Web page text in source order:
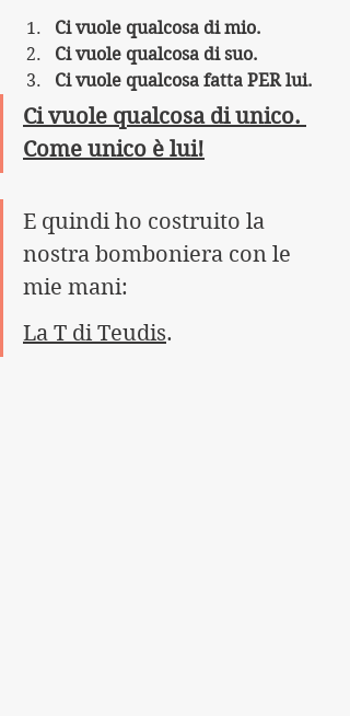
Ci vuole qualcosa di mio.
Ci vuole qualcosa di suo.
Ci vuole qualcosa fatta PER lui.
Ci vuole qualcosa di unico.
Come unico è lui!
E quindi ho costruito la
nostra bomboniera con le
mie mani:
La T di Teudis.